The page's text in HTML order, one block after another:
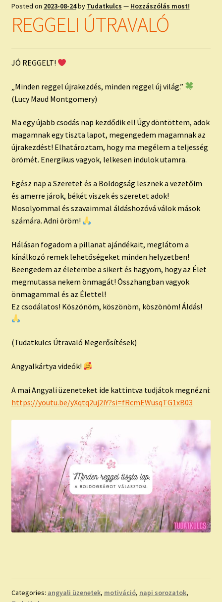
ISMERJ MEG!
TAROT ELEMZÉS MEGRENDELÉSE LIMITÁLT!
Posted on 2023-08-24by Tudatkulcs — Hozzászólás most!
REGGELI ÚTRAVALÓ
JÓ REGGELT!
„Minden reggel újrakezdés, minden reggel új világ.”
(Lucy Maud Montgomery)
Ma egy újabb csodás nap kezdődik el! Úgy döntöttem, adok
magamnak egy tiszta lapot, megengedem magamnak az
újrakezdést! Elhatároztam, hogy ma megélem a teljesség
örömét. Energikus vagyok, lelkesen indulok utamra.
Egész nap a Szeretet és a Boldogság lesznek a vezetőim
és amerre járok, békét viszek és szeretet adok!
Mosolyommal és szavaimmal áldáshozóvá válok mások
számára. Adni öröm!
Hálásan fogadom a pillanat ajándékait, meglátom a
kínálkozó remek lehetőségeket minden helyzetben!
Beengedem az életembe a sikert és hagyom, hogy az Élet
megmutassa nekem önmagát! Összhangban vagyok
önmagammal és az Élettel!
Ez csodálatos! Köszönöm, köszönöm, köszönöm! Áldás!
(Tudatkulcs Útravaló Megerősítések)
Angyalkártya videók!
A mai Angyali üzeneteket ide kattintva tudjátok megnézni:
https://youtu.be/yXqtq2uj2iY?si=fRcmEWusqTG1xB03
Categories: angyali üzenetek, motiváció, napi sorozatok,